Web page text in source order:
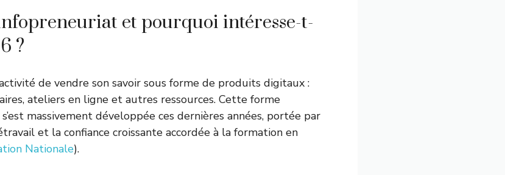
et pourquoi intéresse-t-
?
de vendre son savoir sous forme de produits digitaux :
ateliers en ligne et autres ressources. Cette forme
s’est massivement développée ces dernières années, portée par
et la confiance croissante accordée à la formation en
Nationale).